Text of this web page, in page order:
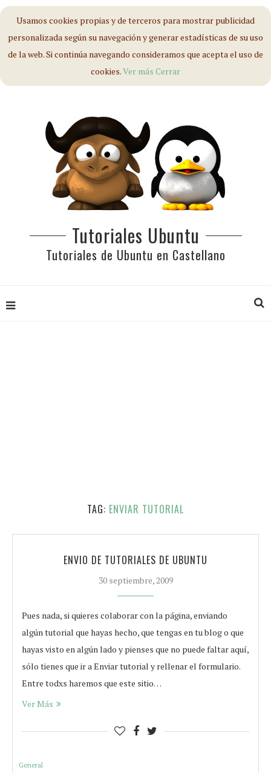
Usamos cookies propias y de terceros para mostrar publicidad
personalizada según su navegación y generar estadísticas de su uso
de la web. Si continúa navegando consideramos que acepta el uso de
cookies.Ver más Cerrar
Tutoriales Ubuntu
Tutoriales de Ubuntu en Castellano
TAG: ENVIAR TUTORIAL
ENVIO DE TUTORIALES DE UBUNTU
30 septiembre, 2009
Pues nada, si quieres colaborar con la página, enviando
algún tutorial que hayas hecho, que tengas en tu blog o que
hayas visto en algún lado y pienses que no puede faltar aquí,
sólo tienes que ir a Enviar tutorial y rellenar el formulario.
Entre todxs haremos que este sitio…
Ver Más
General